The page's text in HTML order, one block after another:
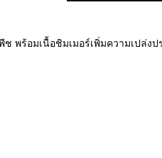
พร้อมเนื้อชิมเมอร์เพิ่มความเปล่ง